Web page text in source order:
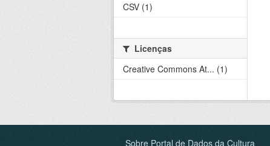
CSV (1)
Licenças
Creative Commons At... (1)
Sobre Portal de Dados da Cultura